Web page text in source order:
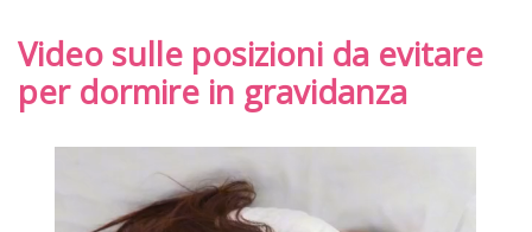
Video sulle posizioni da evitare
per dormire in gravidanza